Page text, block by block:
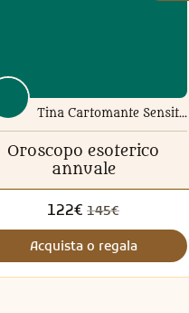
Tina Cartomante Sensitiva
Oroscopo esoterico
annuale
122€ 145€
Acquista o regala